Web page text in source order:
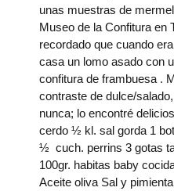
unas muestras de
Museo de la Confitura en
recordado que cuando
casa un lomo asado con
confitura de frambuesa .
contraste de dulce/
nunca; lo encontré
cerdo ½ kl. sal gorda 1
½ cuch. perrins 3 gotas
100gr. habitas baby
Aceite oliva Sal y